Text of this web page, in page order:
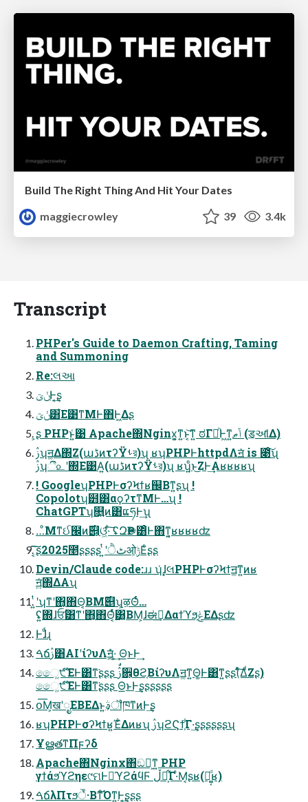
Build The Right Thing And Hit Your Dates
maggiecrowley
39 3.4k
Transcript
PHPer's Guide to Daemon Crafting, Taming
and Summoning
Re:લઆ
ݩؾͰ͔͢ʂ
ݩؾ͸͋Ε͹ͳΜͰ΋Ͱ͖Δʂ
͕ʂ PHPͱ͍͑͹ Apache΍Nginx͕͍ͳ͍ͱ͏͔͝ͳ͍ ಠΓཱͪͰ͖ͳ͍ݴޠ (ॾઆ͋Δ)
ࢲʮॻ͚Δ΍Ζ(աڈͷτʔΫࢀর)ʯ ʁʮPHPͰhttpdΛॻ͘ is ೉ͦ͠͏ʯ
ࢲʮී௨ʹ΍Ε͹Α͍(աڈͷτʔΫࢀর)ʯ ʁʮͦ͏͍͏ͱ͜ΖͰ͢Αʁʁʁʁʯ
! GoogleʮPHPͰσʔϞϯʁ஌Βͳ͍ʂʯ !
Copolotʮ๻͸αϙʔτͳΜͰ…ʯ !
ChatGPTʮ௕͍ͷ͸ແཧͰ͢ʯ
…ͦΜͳઈ๬ͷ࣌୅͕ଓ͖·ͨ͠ ʢԶҎ֎͸ͦ͏Ͱ΋ͳ͍͔ʁʁʁʁʣ
͔͠͠ʂ2025೥ʂʂʂʂ ͍ͭʹٹੈओ͕ݱΕͨʂʂ
Devin/Claude code:ɹɹ ʮ͑ɺ͓લPHPͰσʔϞϯॻ͚ͳ͍ͷʁ
ॻ͍ͯ΍ΔΑʯ
͍ͭʹʮͳʹ΋͔΋Θ͔ΒΜ࣌୅ʯ͕ऴΘͬͨ…
ʢ͍΍ɺਓؒ͸ͳʹ΋͔΋Θ͔ͬͯ͸͓ΒΜ͕ɺಈ࡞͢Δαϯϓϧ͕ݟΕΔʂʣ
Ͱɺͩɻ
ࠓճࢲ͸AIʹίʔυΛॻ͔͍ͤͯ·͕͢ Θ͟ͱͰ͢
ෛ͚੯͠ΈͰ͸ͳ͘ʂʂʂ ࢲࣗ਎͕θϩ͔ΒίʔυΛॻ͚ͳ͍Θ͚Ͱ͸ͳ͍ʂʂ(ͬͯ͠ΔͩΖʂ)
ෛ͚੯͠ΈͰ͸ͳ͘ʂʂʂ Θ͟ͱͰ͢ʂʂʂʂʂʂ
օ͞Μ͕खʹೖΕΒΕΔͱ͍͏ࣄ͕ॏཁͳͷͰ͢ʂ
ʁʮPHPͰσʔϞϯʁ͍Έ͋Δͷʁʯ ࢲʮϩϚϯ͕͋Γ·͢ʂʂʂʂʂʂʯ
ҰൠతͳΠϝʔδ
Apache΋Nginx΋ඞཁ͕ͳ͍ PHP
γϯάϧϓϩηε୯ମͰಈ͘ϓϩάϥϜ ڵຯ͕͋Γ·ͤΜ͔ʂʁ(Զ͚͔ͩʁ)
ࠓճλΠτϧੌͭ͘·Βͳͦ͏͡Όͳ͍Ͱ͔͢ʂʂʂ